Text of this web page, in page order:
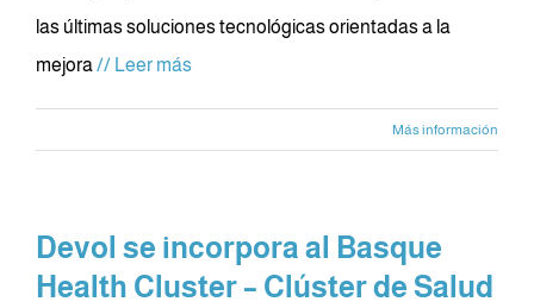
las últimas soluciones tecnológicas orientadas a la
mejora// Leer más
Más información
Devol se incorpora al Basque
Health Cluster – Clúster de Salud